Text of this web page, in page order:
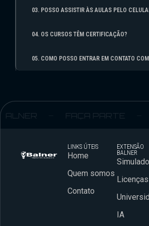
03. POSSO ASSISTIR ÀS AULAS PELO
04. OS CURSOS TÊM CERTIFICAÇÃO?
05. COMO POSSO ENTRAR EM CONTATO
FAÇA PARTE
LINKS ÚTEIS
Home
Quem somos
Contato
EXTENSÃO
BALNER
Licenças
IA